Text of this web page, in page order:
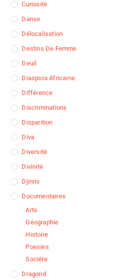
Curiosité
Danse
Délocalisation
Destins De Femme
Deuil
Diaspora Africaine
Différence
Discriminations
Disparition
Diva
Diversité
Divinité
Djinns
Documentaires
Arts
Géographie
Histoire
Poesies
Sociéte
Dragond